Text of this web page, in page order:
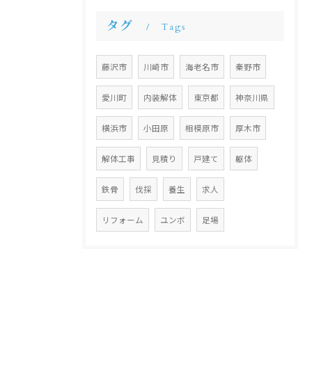
タグ Tags
藤沢市 川崎市 海老名市 秦野市
愛川町 内装解体 東京都 神奈川県
横浜市 小田原 相模原市 厚木市
解体工事 見積り 戸建て 躯体
鉄骨 伐採 養生 求人
リフォーム ユンボ 足場